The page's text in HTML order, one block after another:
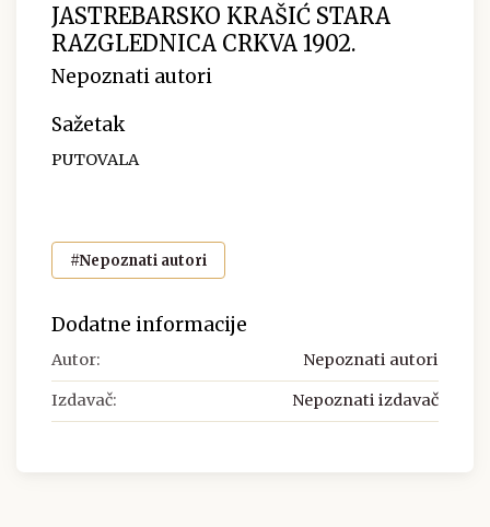
JASTREBARSKO KRAŠIĆ STARA
RAZGLEDNICA CRKVA 1902.
Nepoznati autori
Sažetak
PUTOVALA
#Nepoznati autori
Dodatne informacije
Autor: Nepoznati autori
Izdavač: Nepoznati izdavač